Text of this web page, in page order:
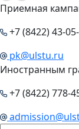
Приемная
+7 (8422) 43-
pk@ulstu.ru
Иностранным
+7 (8422) 778-